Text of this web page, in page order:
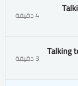
2. 4 دقيقة
3. 3 دقيقة